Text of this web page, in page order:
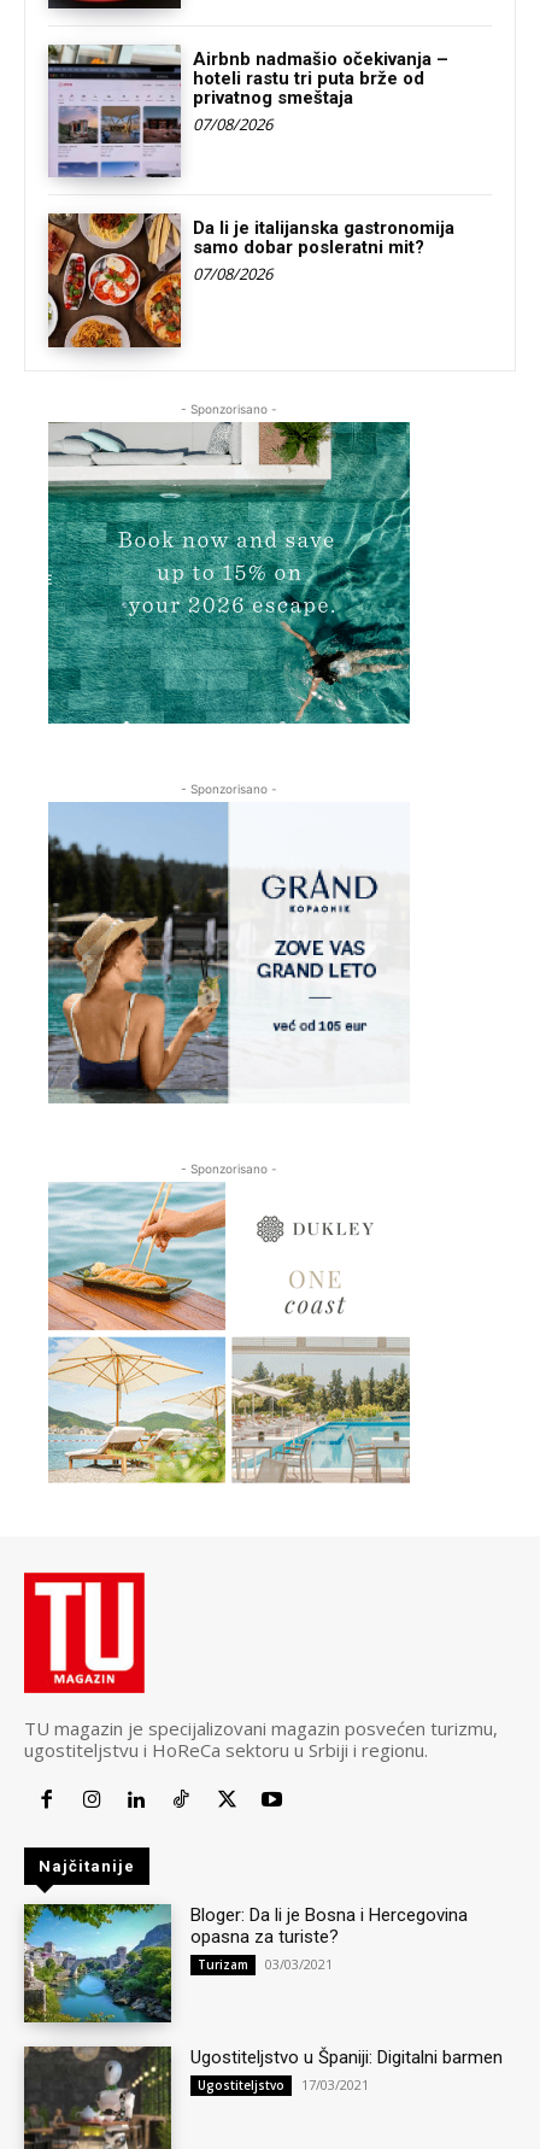
Airbnb nadmašio očekivanja –
hoteli rastu tri puta brže od
privatnog smeštaja
07/08/2026
Da li je italijanska gastronomija
samo dobar posleratni mit?
07/08/2026
- Sponzorisano -
- Sponzorisano -
- Sponzorisano -
TU magazin je specijalizovani magazin posvećen turizmu,
ugostiteljstvu i HoReCa sektoru u Srbiji i regionu.
Najčitanije
Bloger: Da li je Bosna i Hercegovina
opasna za turiste?
Turizam 03/03/2021
Ugostiteljstvo u Španiji: Digitalni barmen
Ugostiteljstvo 17/03/2021